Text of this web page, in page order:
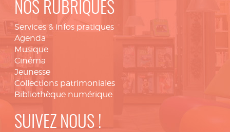
NOS RUBRIQUES
Services & infos pratiques
Agenda
Musique
Cinéma
Jeunesse
Collections patrimoniales
Bibliothèque numérique
SUIVEZ NOUS !